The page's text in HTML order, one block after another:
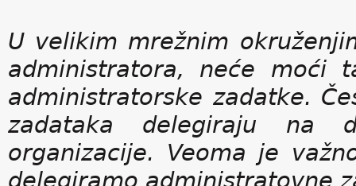
U velikim mrežnim
administratora, neće moći
administratorske zadatke.
zadataka delegiraju na
organizacije. Veoma je
delegiramo administratovne